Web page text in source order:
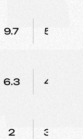
9.7 52.7
6.3 48.7
2 33.3